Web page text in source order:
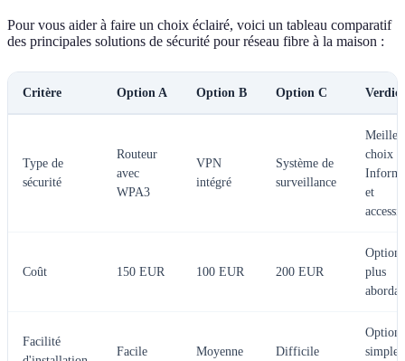
Pour vous aider à faire un choix éclairé, voici un tableau comparatif
des principales solutions de sécurité pour réseau fibre à la maison :
Critère Option A Option B Option C Verdict
Type de
sécurité
Routeur
avec
WPA3
VPN
intégré
Système de
surveillance
choix :
et
Coût 150 EUR 100 EUR 200 EUR
Option
plus
Facilité
Facile Moyenne Difficile
Option
simple